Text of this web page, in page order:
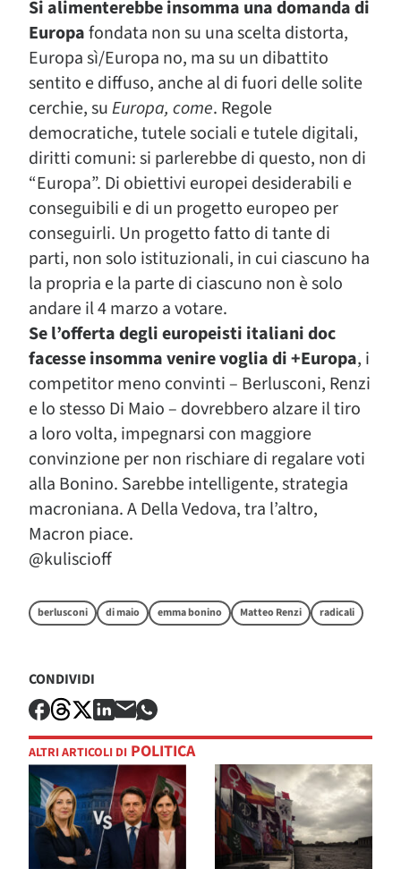
Si alimenterebbe insomma una domanda di
Europafondata non su una scelta distorta,
Europa sì/Europa no, ma su un dibattito
sentito e diffuso, anche al di fuori delle solite
cerchie, suEuropa, come. Regole
democratiche, tutele sociali e tutele digitali,
diritti comuni: si parlerebbe di questo, non di
“Europa”. Di obiettivi europei desiderabili e
conseguibili e di un progetto europeo per
conseguirli. Un progetto fatto di tante di
parti, non solo istituzionali, in cui ciascuno ha
la propria e la parte di ciascuno non è solo
andare il 4 marzo a votare.
Se l’offerta degli europeisti italiani doc
facesse insomma venire voglia di +Europa, i
competitor meno convinti – Berlusconi, Renzi
e lo stesso Di Maio – dovrebbero alzare il tiro
a loro volta, impegnarsi con maggiore
convinzione per non rischiare di regalare voti
alla Bonino. Sarebbe intelligente, strategia
macroniana. A Della Vedova, tra l’altro,
Macron piace.
@kuliscioff
berlusconi di maio emma bonino Matteo Renzi radicali
CONDIVIDI
ALTRI ARTICOLI DI POLITICA